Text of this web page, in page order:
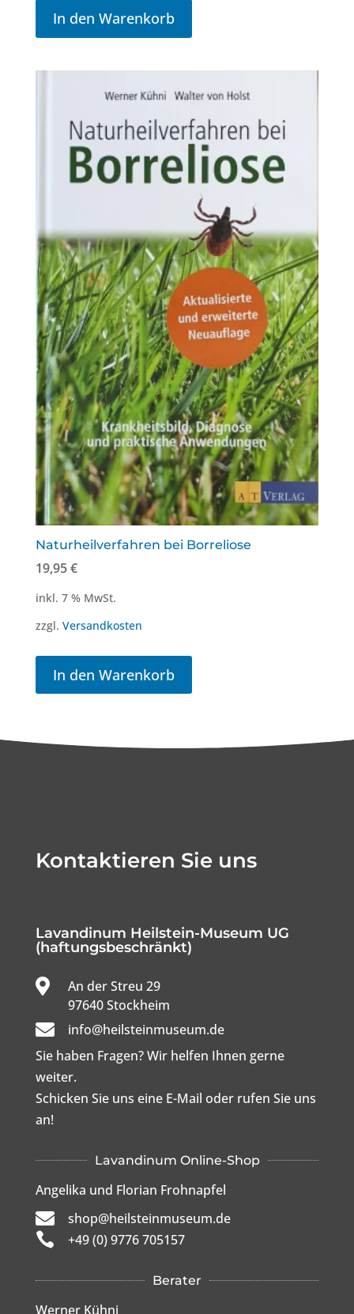
In den Warenkorb
Naturheilverfahren bei Borreliose
19,95€
inkl. 7 % MwSt.
zzgl. Versandkosten
In den Warenkorb
Kontaktieren Sie uns
Lavandinum Heilstein-Museum UG
(haftungsbeschränkt)
 An der Streu 29
97640 Stockheim

info@heilsteinmuseum.de
Sie haben Fragen? Wir helfen Ihnen gerne
weiter.
Schicken Sie uns eine E-Mail oder rufen Sie uns
an!
Lavandinum Online-Shop
Angelika und Florian Frohnapfel
 shop@heilsteinmuseum.de
 +49 (0) 9776 705157
Berater
Werner Kühni